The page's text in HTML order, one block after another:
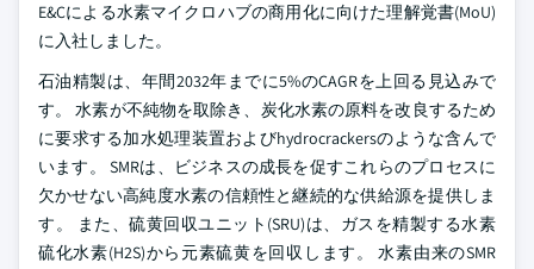
E&Cによる水素マイクロハブの商用化に向けた理解覚書(MoU)
に入社しました。
石油精製は、年間2032年までに5%のCAGRを上回る見込みで
す。 水素が不純物を取除き、炭化水素の原料を改良するため
に要求する加水処理装置およびhydrocrackersのような含んで
います。 SMRは、ビジネスの成長を促すこれらのプロセスに
欠かせない高純度水素の信頼性と継続的な供給源を提供しま
す。 また、硫黄回収ユニット(SRU)は、ガスを精製する水素
硫化水素(H2S)から元素硫黄を回収します。 水素由来のSMR